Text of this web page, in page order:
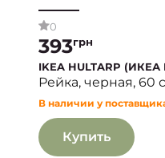
0
393грн
IKEA HULTARP (ИКЕА
Рейка, черная, 60
В наличии у
Купить